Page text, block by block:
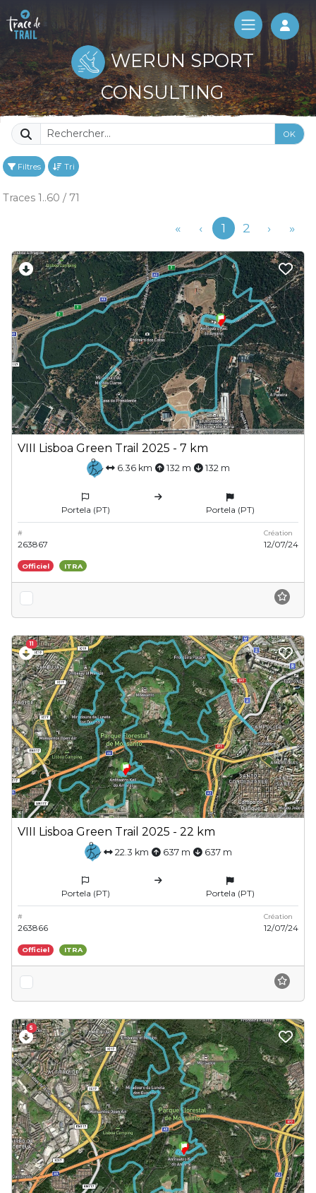
Log
WERUN SPORT
CONSULTING
OK
Filtres Tri
Traces 1..60 / 71
« ‹Précédent
1 2 › »
VIII Lisboa Green Trail 2025 - 7 km
6.36 km 132 m 132 m
Portela (PT) Portela (PT)
#
263867
Création
12/07/24
Officiel ITRA
11
VIII Lisboa Green Trail 2025 - 22 km
22.3 km 637 m 637 m
Portela (PT) Portela (PT)
#
263866
Création
12/07/24
Officiel ITRA
5